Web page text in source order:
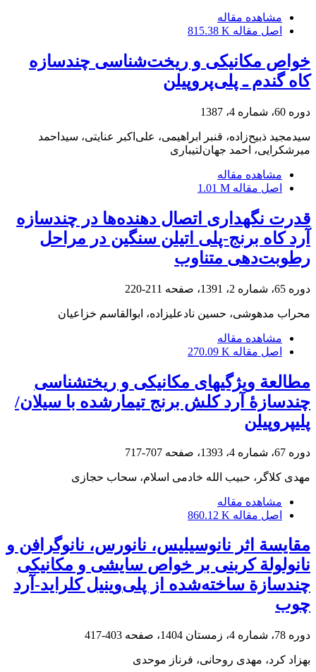
مشاهده مقاله
اصل مقاله 815.38 K
خواص مکانیکی و ریخت‌شناسی چندسازه
کاه گندم ـ پلی‌پروپیلن
دوره 60، شماره 4، 1387
سیدمجید ذبیح‌زاده، قنبر ابراهیمی، علی‌اکبر عنایتی، سیداحمد
میرشکرایی، احمد جهان‌لتیباری
مشاهده مقاله
اصل مقاله 1.01 M
قدرت نگهداری اتصال دهنده‌ها در چندسازه
آرد کاه برنج-پلی اتیلن سنگین در مراحل
رطوبت‌دهی متناوب
دوره 65، شماره 2، 1391، صفحه 211-220
محراب مدهوشی، حسین نادعلیزاده، ابوالقاسم خزاعیان
مشاهده مقاله
اصل مقاله 270.09 K
مطالعة ویژگی‏های مکانیکی و ریخت‏شناسی
چندسازۀ آرد کلش برنج تیمارشده با سیلان/
پلی‏پروپیلن
دوره 67، شماره 4، 1393، صفحه 707-717
مهدی کلاگر، حبیب الله خادمی اسلام، سحاب حجازی
مشاهده مقاله
اصل مقاله 860.12 K
مقایسة اثر نانوسیلیس، نانورس، نانوگرافن و
نانولولة کربنی بر خواص سایشی و مکانیکی
چندسازة ساخته‌شده از پلی‌وینیل کلراید-آرد
چوب
دوره 78، شماره 4، زمستان 1404، صفحه 403-417
بهزاد کرد، مهدی روحانی، فرناز موحدی